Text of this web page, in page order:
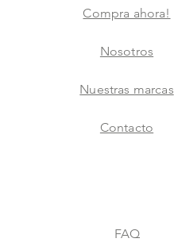
Compra ahora!
Nosotros
Nuestras marcas
Contacto
FAQ